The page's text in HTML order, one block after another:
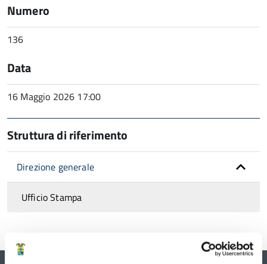
Numero
136
Data
16 Maggio 2026 17:00
Struttura di riferimento
Direzione generale
Ufficio Stampa